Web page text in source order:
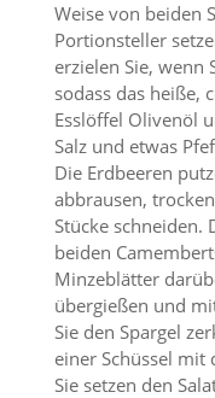
Weise von beiden
Portionsteller
erzielen Sie, wenn
sodass das heiße,
Esslöffel Olivenöl
Salz und etwas
Die Erdbeeren
abbrausen,
Stücke schneiden.
beiden
Minzeblätter
übergießen und
Sie den Spargel
einer Schüssel mit
Sie setzen den